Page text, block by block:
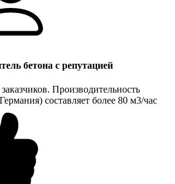
бетона с репутацией
Производительность
составляет более 80 м3/час